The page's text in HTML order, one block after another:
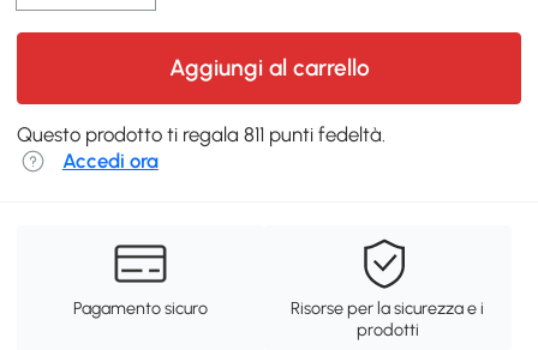
Aggiungi al carrello
Questo prodotto ti regala 811 punti fedeltà.
Accedi ora
Pagamento sicuro
Risorse per la sicurezza e i
prodotti